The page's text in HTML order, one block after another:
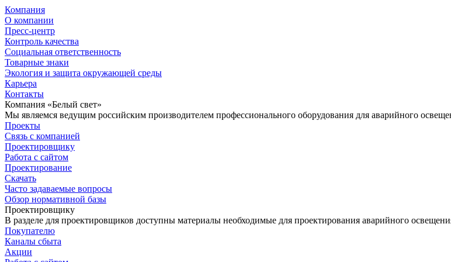
Компания
О компании
Пресс-центр
Контроль качества
Социальная ответственность
Товарные знаки
Экология и защита окружающей среды
Карьера
Контакты
Компания «Белый свет»
Мы являемся ведущим российским производителем профессионального оборудования для аварийного
Проекты
Связь с компанией
Проектировщику
Работа с сайтом
Проектирование
Скачать
Часто задаваемые вопросы
Обзор нормативной базы
Проектировщику
В разделе для проектировщиков доступны материалы необходимые для проектирования аварийного
Покупателю
Каналы сбыта
Акции